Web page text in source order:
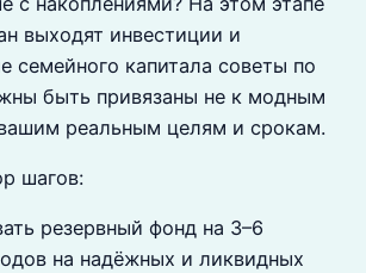
выходят инвестиции и
семейного капитала советы по
быть привязаны не к модным
реальным целям и срокам.
шагов:
резервный фонд на 3–6
на надёжных и ликвидных